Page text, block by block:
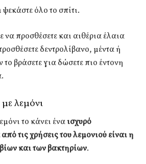
όλο το σπίτι.
να προσθέσετε και αιθέρια έλαια
δεντρολίβανο, μέντα ή
το βράσετε για δώσετε πιο έντονη
λεμόνι
το κάνει έναισχυρό
τις χρήσεις του λεμονιού είναι η
και των βακτηρίων.